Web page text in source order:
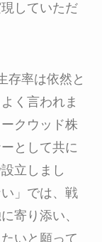
していただ
存率は依然と
く言われま
クウッド株
として共に
立しまし
」では、戦
寄り添い、
いと願って